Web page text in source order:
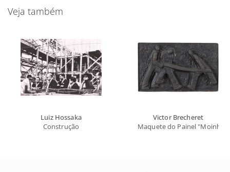
Veja também
Luiz Hossaka
Construção
Victor Brecheret
Maquete do Painel "Moinho